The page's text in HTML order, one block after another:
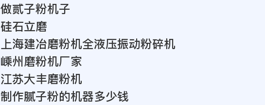
做贰子粉机子
硅石立磨
上海建冶磨粉机全液压振动粉碎机
嵊州磨粉机厂家
江苏大丰磨粉机
制作腻子粉的机器多少钱